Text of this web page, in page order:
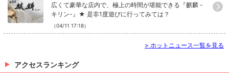
新規掲載スタート★
広くて豪華な店内で、極上の時間が堪能できる『麒麟 -
キリン-』★ 是非1度遊びに行ってみては？
（04/11 17:18）
> ホットニュース一覧を見る
アクセスランキング